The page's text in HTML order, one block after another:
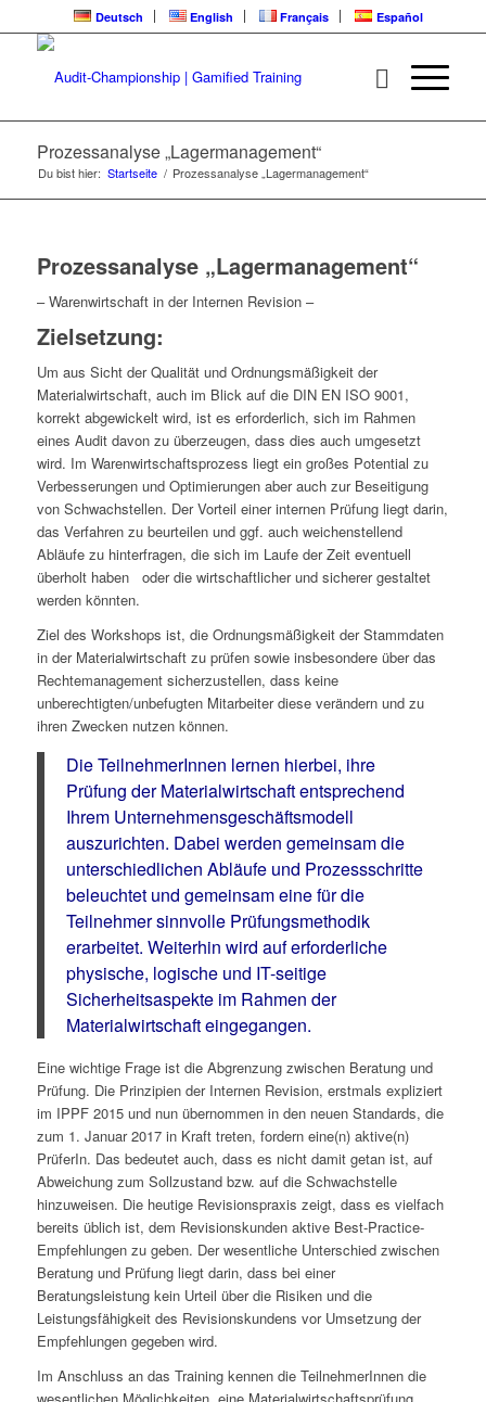
Deutsch English Français Español
Prozessanalyse „Lagermanagement“
Du bist hier: Startseite / Prozessanalyse „Lagermanagement“
Prozessanalyse „Lagermanagement“
– Warenwirtschaft in der Internen Revision –
Zielsetzung:
Um aus Sicht der Qualität und Ordnungsmäßigkeit der
Materialwirtschaft, auch im Blick auf die DIN EN ISO 9001,
korrekt abgewickelt wird, ist es erforderlich, sich im Rahmen
eines Audit davon zu überzeugen, dass dies auch umgesetzt
wird. Im Warenwirtschaftsprozess liegt ein großes Potential zu
Verbesserungen und Optimierungen aber auch zur Beseitigung
von Schwachstellen. Der Vorteil einer internen Prüfung liegt darin,
das Verfahren zu beurteilen und ggf. auch weichenstellend
Abläufe zu hinterfragen, die sich im Laufe der Zeit eventuell
überholt haben oder die wirtschaftlicher und sicherer gestaltet
werden könnten.
Ziel des Workshops ist, die Ordnungsmäßigkeit der Stammdaten
in der Materialwirtschaft zu prüfen sowie insbesondere über das
Rechtemanagement sicherzustellen, dass keine
unberechtigten/unbefugten Mitarbeiter diese verändern und zu
ihren Zwecken nutzen können.
Die TeilnehmerInnen lernen hierbei, ihre
Prüfung der Materialwirtschaft entsprechend
Ihrem Unternehmensgeschäftsmodell
auszurichten. Dabei werden gemeinsam die
unterschiedlichen Abläufe und Prozessschritte
beleuchtet und gemeinsam eine für die
Teilnehmer sinnvolle Prüfungsmethodik
erarbeitet. Weiterhin wird auf erforderliche
physische, logische und IT-seitige
Sicherheitsaspekte im Rahmen der
Materialwirtschaft eingegangen.
Eine wichtige Frage ist die Abgrenzung zwischen Beratung und
Prüfung. Die Prinzipien der Internen Revision, erstmals expliziert
im IPPF 2015 und nun übernommen in den neuen Standards, die
zum 1. Januar 2017 in Kraft treten, fordern eine(n) aktive(n)
PrüferIn. Das bedeutet auch, dass es nicht damit getan ist, auf
Abweichung zum Sollzustand bzw. auf die Schwachstelle
hinzuweisen. Die heutige Revisionspraxis zeigt, dass es vielfach
bereits üblich ist, dem Revisionskunden aktive Best-Practice-
Empfehlungen zu geben. Der wesentliche Unterschied zwischen
Beratung und Prüfung liegt darin, dass bei einer
Beratungsleistung kein Urteil über die Risiken und die
Leistungsfähigkeit des Revisionskundens vor Umsetzung der
Empfehlungen gegeben wird.
Im Anschluss an das Training kennen die TeilnehmerInnen die